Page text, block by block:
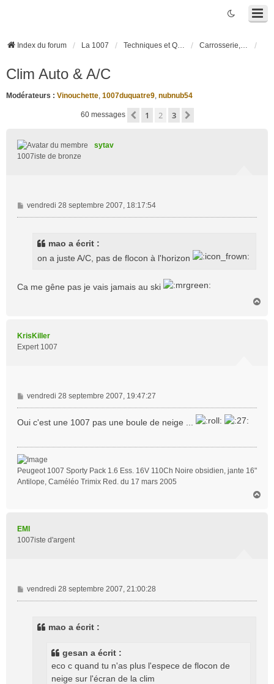
Index du forum La 1007 Techniques et Questions Carrosserie, électronique véhicule et habitacle
Clim Auto & A/C
Modérateurs : Vinouchette, 1007duquatre9, nubnub54
60 messages Précédente
1 2 3
sytav
1007iste de bronze
M
e
vendredi 28 septembre 2007, 18:17:54
mao a écrit :
on a juste A/C, pas de flocon à l'horizon
Ca me gêne pas je vais jamais au ski
KrisKiller
Expert 1007
M
e
e
vendredi 28 septembre 2007, 19:47:27
Oui c'est une 1007 pas une boule de neige ...
Peugeot 1007 Sporty Pack 1.6 Ess. 16V 110Ch Noire obsidien, jante 16"
Antilope, Caméléo Trimix Red. du 17 mars 2005
EMI
1007iste d'argent
M
e
vendredi 28 septembre 2007, 21:00:28
mao a écrit :
gesan a écrit :
eco c quand tu n'as plus l'espece de flocon de
neige sur l'écran de la clim